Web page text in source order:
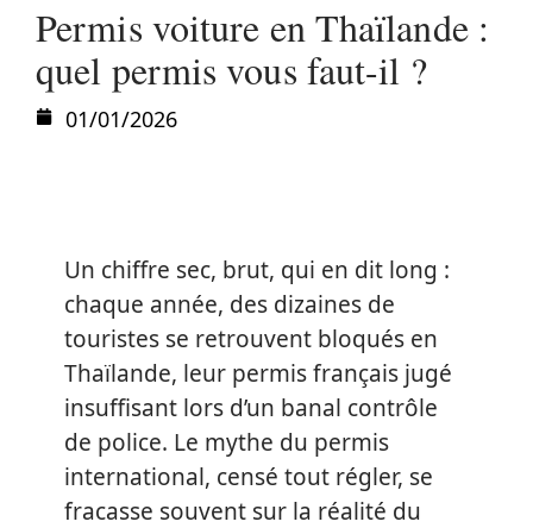
Permis voiture en Thaïlande :
quel permis vous faut-il ?
01/01/2026
Un chiffre sec, brut, qui en dit long :
chaque année, des dizaines de
touristes se retrouvent bloqués en
Thaïlande, leur permis français jugé
insuffisant lors d’un banal contrôle
de police. Le mythe du permis
international, censé tout régler, se
fracasse souvent sur la réalité du